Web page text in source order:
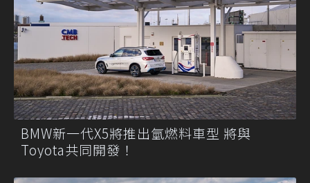
BMW新一代X5將推出氫燃料車型 將與
Toyota共同開發！